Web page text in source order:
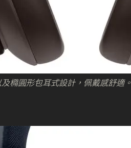
橢圓形包耳式設計，佩戴感舒適。